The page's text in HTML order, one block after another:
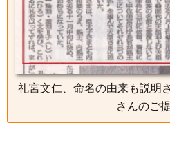
礼宮文仁、命名の由来も説明
さんのご提